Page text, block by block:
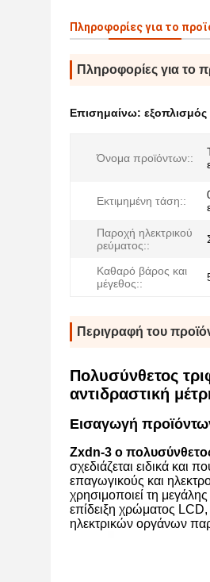
Πληροφορίες για το
Πληροφορίες για το
Επισημαίνω:
Όνομα προϊόντων::
Εκτιμημένη τάση::
Παροχή ηλεκτρικού
ρεύματος::
Καθαρό βάρος και
μέγεθος::
Περιγραφή του
Πολυσύνθετος
αντιδραστική
Εισαγωγή
Zxdn-3 ο
σχεδιάζεται ειδικά και
επαγωγικούς και
χρησιμοποιεί τη
επίδειξη χρώματος
ηλεκτρικών οργάνων